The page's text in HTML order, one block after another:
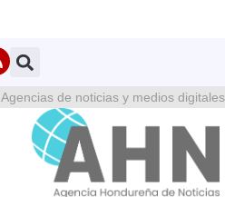
Agencias de noticias y medios digitales